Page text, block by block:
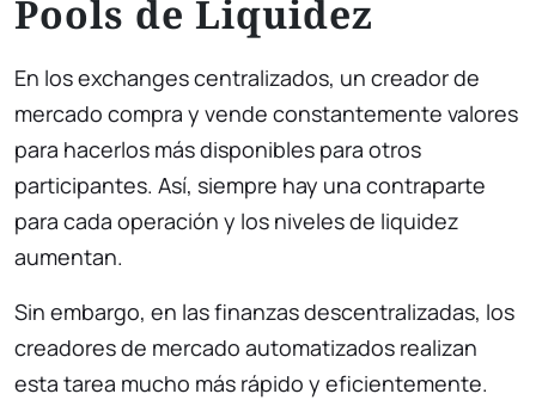
Pools de Liquidez
En los exchanges centralizados, un creador de
mercado compra y vende constantemente valores
para hacerlos más disponibles para otros
participantes. Así, siempre hay una contraparte
para cada operación y los niveles de liquidez
aumentan.
Sin embargo, en las finanzas descentralizadas, los
creadores de mercado automatizados realizan
esta tarea mucho más rápido y eficientemente.